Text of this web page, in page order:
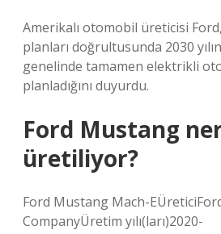
Amerikalı otomobil üreticisi
planları doğrultusunda 2030
genelinde tamamen elektrikli
planladığını duyurdu.
Ford Mustang
üretiliyor?
Ford Mustang Mach-
CompanyÜretim yılı(ları)2020-